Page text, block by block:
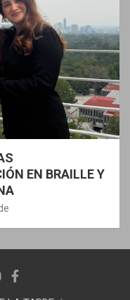
EN BRAILLE Y